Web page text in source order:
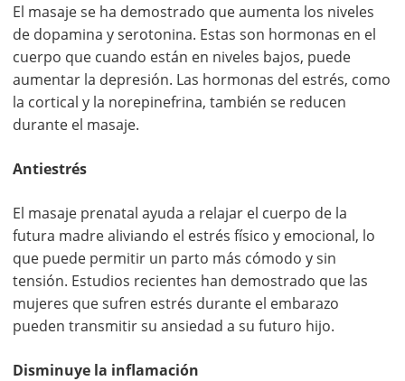
El masaje se ha demostrado que aumenta los niveles
de dopamina y serotonina. Estas son hormonas en el
cuerpo que cuando están en niveles bajos, puede
aumentar la depresión. Las hormonas del estrés, como
la cortical y la norepinefrina, también se reducen
durante el masaje.
Antiestrés
El masaje prenatal ayuda a relajar el cuerpo de la
futura madre aliviando el estrés físico y emocional, lo
que puede permitir un parto más cómodo y sin
tensión. Estudios recientes han demostrado que las
mujeres que sufren estrés durante el embarazo
pueden transmitir su ansiedad a su futuro hijo.
Disminuye la inflamación